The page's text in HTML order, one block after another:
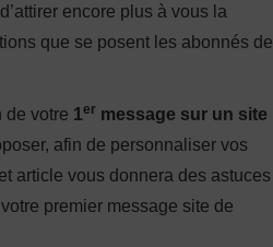
encore plus à vous la
que se posent les abonnés de
de votre 1er message sur un site
afin de personnaliser vos
article vous donnera des astuces
premier message site de